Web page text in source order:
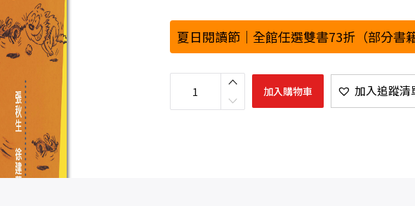
夏日閱讀節｜全館任選雙書73折（部分書
中
代
加入購物車 加入追蹤清